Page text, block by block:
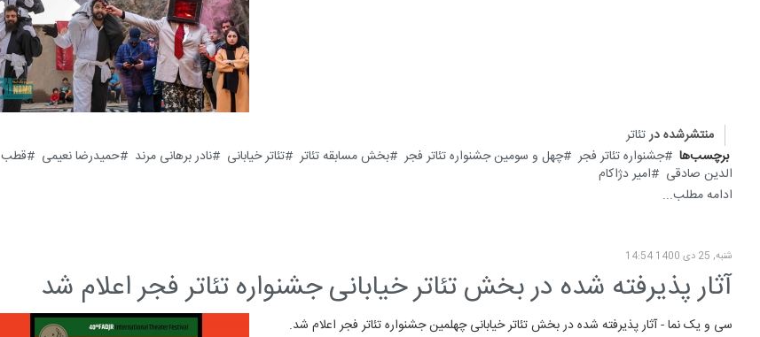
منتشرشده درتئاتر
برچسب‌ها
جشنواره تئاتر فجر چهل و سومین جشنواره تئاتر فجر بخش مسابقه تئاتر تئاتر خیابانی نادر برهانی مرند حمیدرضا نعیمی
قطب
الدین صادقی
امیر دژاکام
ادامه مطلب...
شنبه, 25 دی 1400 14:54
آثار پذیرفته شده در بخش تئاتر خیابانی جشنواره تئاتر فجر اعلام شد
سی و یک نما - آثار پذیرفته شده در بخش تئاتر خیابانی چهلمین جشنواره تئاتر فجر اعلام شد.